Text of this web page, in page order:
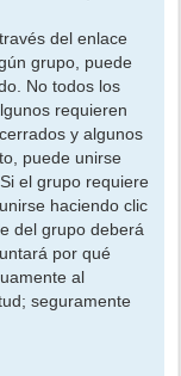
del enlace
grupo, puede
No todos los
requieren
y algunos
puede unirse
el grupo requiere
haciendo clic
del grupo deberá
por qué
al
seguramente